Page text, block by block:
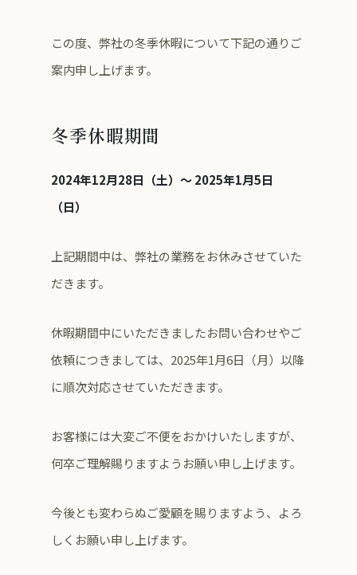
この度、弊社の冬季休暇について下記の通りご
案内申し上げます。
冬季休暇期間
2024年12月28日（土）〜 2025年1月5日
（日）
上記期間中は、弊社の業務をお休みさせていた
だきます。
休暇期間中にいただきましたお問い合わせやご
依頼につきましては、2025年1月6日（月）以降
に順次対応させていただきます。
お客様には大変ご不便をおかけいたしますが、
何卒ご理解賜りますようお願い申し上げます。
今後とも変わらぬご愛顧を賜りますよう、よろ
しくお願い申し上げます。